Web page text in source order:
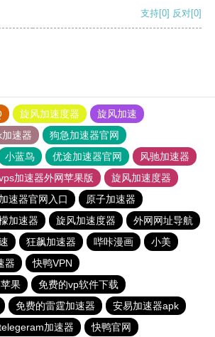
支持[0] 反对[0]
旋风加速度器
旋风加速
速器
狗急加速器官网
小蓝鸟 优途加速器官网
风驰加速器
加速器外网苹果版
旋风加速度器
速器官网入口
原子加速器
加速器 旋风加速度器
外网网址导航
狂飙加速器 哔咔漫画
小美
器
快鸭VPN
果
免费的vp软件下载
免费的雷霆加速器
安易加速器apk
加速器
快鸭官网